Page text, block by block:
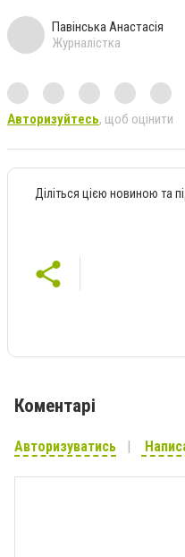
Павінська Анастасія
Журналістка
Авторизуйтесь, щоб оцінити
Діліться цією новиною та
Коментарі
Авторизуватись